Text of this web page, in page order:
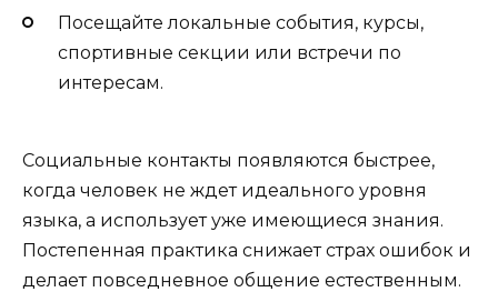
Посещайте локальные события, курсы,
спортивные секции или встречи по
интересам.
Социальные контакты появляются быстрее,
когда человек не ждет идеального уровня
языка, а использует уже имеющиеся знания.
Постепенная практика снижает страх ошибок и
делает повседневное общение естественным.